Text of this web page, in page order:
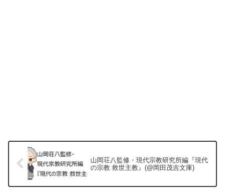
山岡荘八監修・現代宗教研究所編『現代
の宗教 救世主教』(@岡田茂吉文庫)